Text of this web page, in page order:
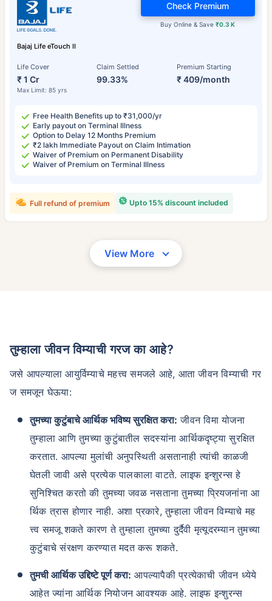
Bajaj Life eTouch II
Life Cover
₹ 1 Cr
Max Limit: 85 yrs
Claim Settled
99.33%
Premium Starting
₹ 409/month
Buy Online & Save₹0.3 K
Check Premium
Free Health Benefits up to ₹31,000/yr
Early payout on Terminal Illness
Option to Delay 12 Months Premium
₹2 lakh Immediate Payout on Claim Intimation
Waiver of Premium on Permanent Disability
Waiver of Premium on Terminal Illness
Upto 15% discount included
Full refund of premium
View More
तुम्हाला जीवन विम्याची गरज का आहे?
जसे आपल्याला आयुर्विम्याचे महत्त्व समजले आहे, आता जीवन विम्याची गर
ज समजून घेऊया:
तुमच्या कुटुंबाचे आर्थिक भविष्य सुरक्षित करा: जीवन विमा योजना
तुम्हाला आणि तुमच्या कुटुंबातील सदस्यांना आर्थिकदृष्ट्या सुरक्षित
करतात. आपल्या मुलांची अनुपस्थिती असतानाही त्यांची काळजी
घेतली जावी असे प्रत्येक पालकाला वाटते. लाइफ इन्शुरन्स हे
सुनिश्चित करतो की तुमच्या जवळ नसताना तुमच्या प्रियजनांना आ
र्थिक त्रास होणार नाही. अशा प्रकारे, तुम्हाला जीवन विम्याचे मह
त्त्व समजू शकते कारण ते तुम्हाला तुमच्या दुर्दैवी मृत्यूदरम्यान तुमच्या
कुटुंबाचे संरक्षण करण्यात मदत करू शकते.
तुमची आर्थिक उद्दिष्टे पूर्ण करा: आपल्यापैकी प्रत्येकाची जीवन ध्येये
आहेत ज्यांना आर्थिक नियोजन आवश्यक आहे. लाइफ इन्शुरन्स